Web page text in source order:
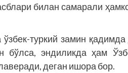
билан самарали
ўзбек-туркий замин
бўлса, эндиликда ҳам
деган ишора бор.